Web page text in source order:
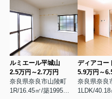
ルミエール平城山
2.5万円～2.7万円
奈良県奈良市山陵町
ディアコー
5.9万円～
奈良県奈良